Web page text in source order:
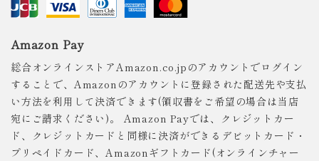
Amazon Pay
総合オンラインストアAmazon.co.jpのアカウントでログイン
することで、Amazonのアカウントに登録された配送先や支払
い方法を利用して決済できます(領収書をご希望の場合は当店
宛にご請求ください)。 Amazon Payでは、クレジットカー
ド、クレジットカードと同様に決済ができるデビットカード・
プリペイドカード、Amazonギフトカード(オンラインチャー